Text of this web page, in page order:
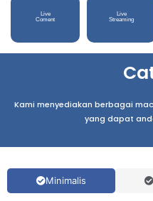
Live
Coment
Live
Streaming
Kami menyediakan berbagai
yang dapat
Minimalis